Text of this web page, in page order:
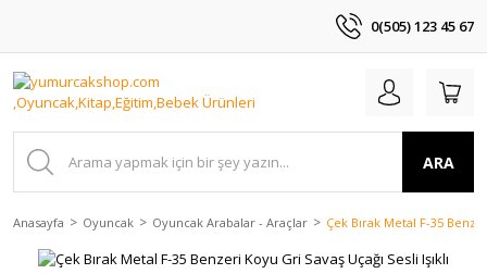
0(505) 123 45 67
ARA
Anasayfa Oyuncak Oyuncak Arabalar - Araçlar Çek Bırak Metal F-35